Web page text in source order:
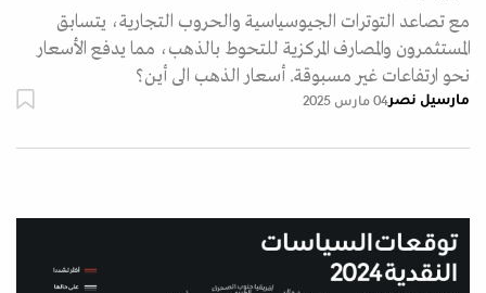
مع تصاعد التوترات الجيوسياسية والحروب التجارية، يتسابق
المستثمرون والمصارف المركزية للتحوط بالذهب، مما يدفع الأسعار
نحو ارتفاعات غير مسبوقة. أسعار الذهب الى أين؟
مارسيل نصر04 مارس 2025